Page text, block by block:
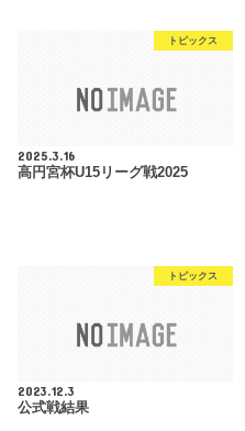
トピックス
2025.3.16
高円宮杯U15リーグ戦2025
トピックス
2023.12.3
公式戦結果